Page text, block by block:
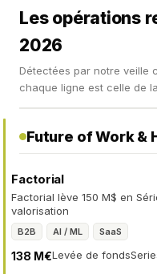
Les opérations
2026
Détectées par notre
chaque ligne est celle de
Future of Work &
Factorial
Factorial lève 150 M$ en
valorisation
B2B AI / ML SaaS
Levée de fonds
138 M€